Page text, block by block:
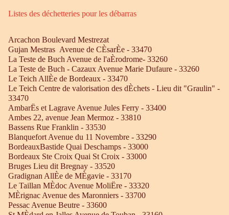
Listes des déchetteries pour les débarras
Arcachon Boulevard Mestrezat
Gujan Mestras Avenue de CÈsarÈe - 33470
La Teste de Buch Avenue de l'aÈrodrome- 33260
La Teste de Buch - Cazaux Avenue Marie Dufaure - 33260
Le Teich AllÈe de Bordeaux - 33470
Le Teich Centre de valorisation des dÈchets - Lieu dit "Graulin" -
33470
AmbarËs et Lagrave Avenue Jules Ferry - 33400
Ambes 22, avenue Jean Mermoz - 33810
Bassens Rue Franklin - 33530
Blanquefort Avenue du 11 Novembre - 33290
BordeauxBastide Quai Deschamps - 33000
Bordeaux Ste Croix Quai St Croix - 33000
Bruges Lieu dit Bregnay - 33520
Gradignan AllÈe de MÈgavie - 33170
Le Taillan MÈdoc Avenue MoliËre - 33320
MÈrignac Avenue des Maronniers - 33700
Pessac Avenue Beutre - 33600